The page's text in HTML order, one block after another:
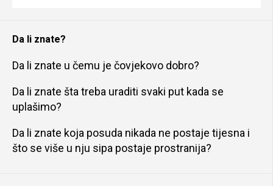
Da li znate?
Da li znate u čemu je čovjekovo dobro?
Da li znate šta treba uraditi svaki put kada se
uplašimo?
Da li znate koja posuda nikada ne postaje tijesna i
što se više u nju sipa postaje prostranija?